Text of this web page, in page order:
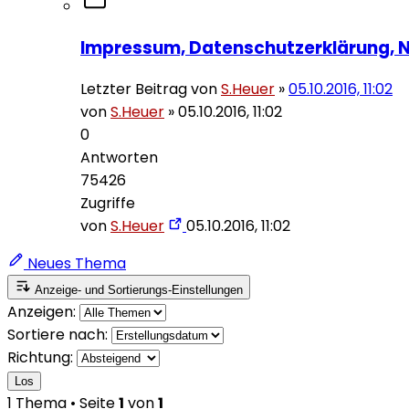
Impressum, Datenschutzerklärung,
Letzter Beitrag vonS.Heuer »05.10.2016, 11:02
vonS.Heuer »05.10.2016, 11:02
0
Antworten
75426
Zugriffe
vonS.Heuer
05.10.2016, 11:02
Neues Thema
Anzeige- und Sortierungs-Einstellungen
Anzeigen:
Sortiere nach:
Richtung:
Los
1 Thema • Seite1 von1